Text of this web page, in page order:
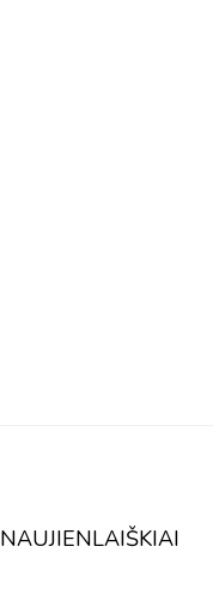
NAUJIENLAIŠKIAI